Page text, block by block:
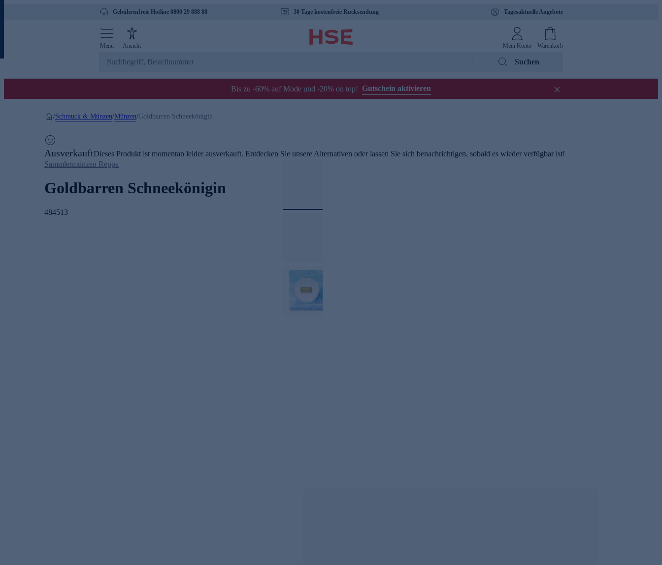
Gebührenfreie Hotline 0800 29 888 88 30 Tage kostenfreie Rücksendung Tagesaktuelle Angebote
Menü Ansicht Mein Konto Warenkorb
Suchen
Bis zu -60% auf Mode und -20% on top! Gutschein aktivieren
/Schmuck & Münzen/Münzen/Goldbarren Schneekönigin
AusverkauftDieses Produkt ist momentan leider ausverkauft. Entdecken Sie unsere Alternativen oder lassen Sie sich benachrichtigen, sobald es wieder verfügbar ist!
Sammlermünzen Reppa
Goldbarren Schneekönigin
484513